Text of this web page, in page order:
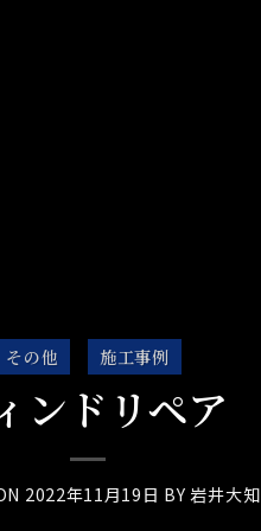
その他 施工事例
ンドリペア
2022年11月19日 BY岩井大知